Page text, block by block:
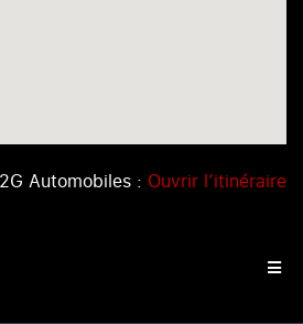
Automobiles : Ouvrir l’itinéraire